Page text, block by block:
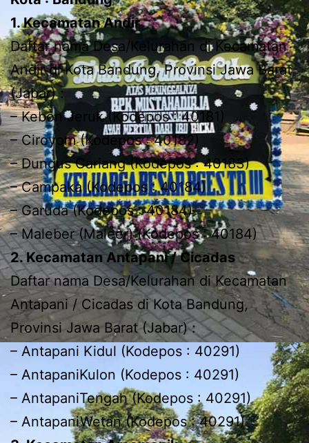
1. Kecamatan Andir
Daftar nama Desa/Kelurahan di Kecamatan
Andir di Kota Bandung, Provinsi Jawa Barat
(Jabar) :
– Kebon Jeruk (Kodepos : 40181)
– Ciroyom (Kodepos : 40182)
– Dungus Cariang (Kodepos : 40183)
– Campaka (Kodepos : 40184)
– Garuda (Kodepos : 40184)
– Maleber (Maleer) (Kodepos : 40184)
2. Kecamatan Antapani / Cicadas
Daftar nama Desa/Kelurahan di Kecamatan
Antapani / Cicadas di Kota Bandung,
Provinsi Jawa Barat (Jabar) :
– Antapani Kidul (Kodepos : 40291)
– AntapaniKulon (Kodepos : 40291)
– AntapaniTengah (Kodepos : 40291)
– AntapaniWetan (Kodepos : 40291)